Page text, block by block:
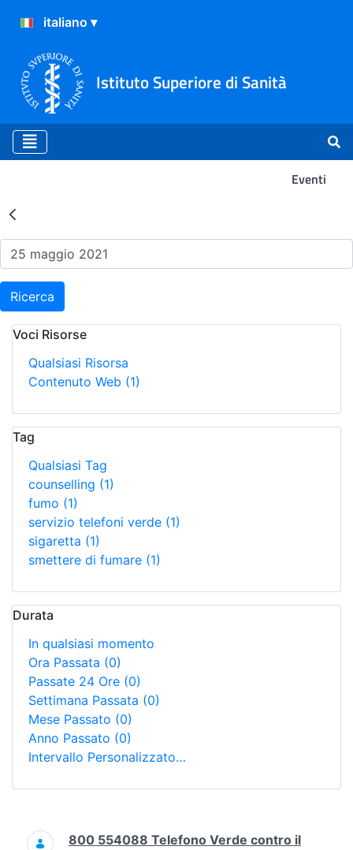
Istituto Superiore di Sanità
Eventi
Risultati della Ricerca -
Ricerca
Voci Risorse
Qualsiasi Risorsa
Contenuto Web (1)
Tag
Qualsiasi Tag
counselling (1)
fumo (1)
servizio telefoni verde (1)
sigaretta (1)
smettere di fumare (1)
Durata
In qualsiasi momento
Ora Passata (0)
Passate 24 Ore (0)
Settimana Passata (0)
Mese Passato (0)
Anno Passato (0)
Intervallo Personalizzato…
Ricerca
800 554088 Telefono Verde contro il